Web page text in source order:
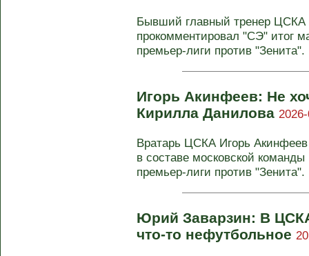
Бывший главный тренер ЦСКА
прокомментировал "СЭ" итог
премьер-лиги против
Игорь Акинфеев: Не
Кирилла Данилова
Вратарь ЦСКА Игорь
в составе московской
премьер-лиги против "Зенита".
Юрий Заварзин: В
что-то нефутбольное